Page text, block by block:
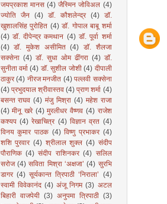
जयप्रकाश मानस (4) जैस्मिन जोविअल (4)
ज्योति जैन
(4) डॉ. कौशलेन्द्र (4)
डॉ.
खुशालसिंह पुरोहित (4) डॉ. गोपाल बाबू शर्मा
(4) डॉ. दीपेन्द्र कमथान (4) डॉ. पूर्वा शर्मा
(4) डॉ. मुकेश असीमित (4) डॉ. शैलजा
सक्सेना (4) डॉ. सुधा ओम ढींगरा (4) डॉ.
सुनीता वर्मा (4) डॉ. सुशील जोशी (4) दीपाली
ठाकुर (4) नीरज मनजीत (4) पल्लवी सक्सेना
(4) प्रभुदयाल श्रीवास्तव (4) प्राण शर्मा (4)
बसन्त राघव (4) मंजु मिश्रा (4) महेश राजा
(4) मीनू खरे (4) मुरलीधर वैष्णव (4) राजेश
कश्यप (4) रेखाचित्र (4) विज्ञान व्रत (4)
विनय कुमार पाठक (4) विष्णु प्रभाकर (4)
शशि पुरवार (4) श्रीलाल शुक्ल (4) संदीप
पौराणिक (4) संदीप राशिनकर (4) सलिल
सरोज (4) सविता मिश्रा ‘अक्षजा’ (4) सुरभि
डागर (4) सूर्यकान्त त्रिपाठी ‘निराला’ (4)
स्वामी विवेकानंद (4) अंजू निगम (3) अटल
बिहारी वाजपेयी (3) अनुपमा त्रिपाठी (3)